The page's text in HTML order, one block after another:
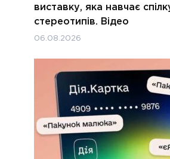
виставку, яка навчає
стереотипів. Відео
06.08.2026